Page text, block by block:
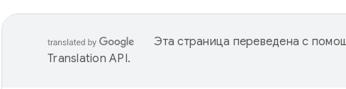
Эта страница переведена с
Translation API.